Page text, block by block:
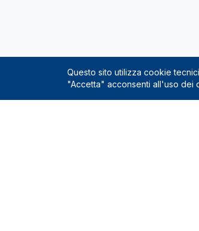
Questo sito utilizza cookie
"Accetta" acconsenti all'uso dei